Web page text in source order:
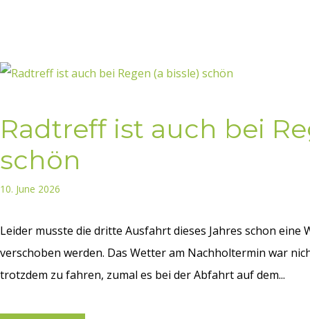
Radtreff ist auch bei
schön
10. June 2026
Leider musste die dritte Ausfahrt dieses Jahres schon eine
verschoben werden. Das Wetter am Nachholtermin war
trotzdem zu fahren, zumal es bei der Abfahrt auf dem...